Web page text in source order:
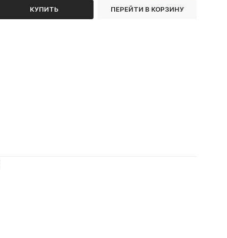
КУПИТЬ ПЕРЕЙТИ В КОРЗИНУ